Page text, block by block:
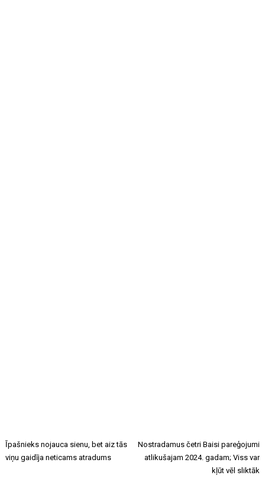
Īpašnieks nojauca sienu, bet aiz tās
viņu gaidīja neticams atradums
Nostradamus četri Baisi pareģojumi
atlikušajam 2024. gadam; Viss var
kļūt vēl sliktāk